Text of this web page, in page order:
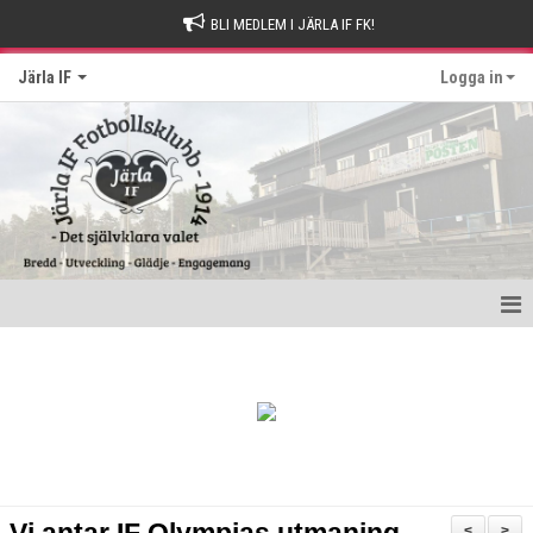
BLI MEDLEM I JÄRLA IF FK!
Järla IF Logga in